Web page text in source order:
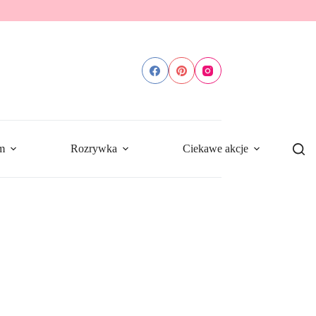
Rozrywka Ciekawe akcje